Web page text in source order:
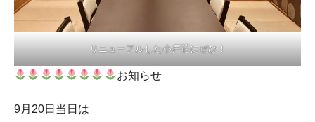
リニューアルした小戸荘にぜひ！
お知らせ
9月20日当日は